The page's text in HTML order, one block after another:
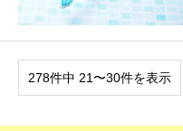
278件中 21〜30件を表示